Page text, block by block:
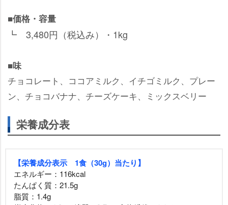
■価格・容量
┗ 3,480円（税込み）・1kg
■味
チョコレート、ココアミルク、イチゴミルク、プレー
ン、チョコバナナ、チーズケーキ、ミックスベリー
栄養成分表
【栄養成分表示 1食（30g）当たり】
エネルギー：116kcal
たんぱく質：21.5g
脂質：1.4g